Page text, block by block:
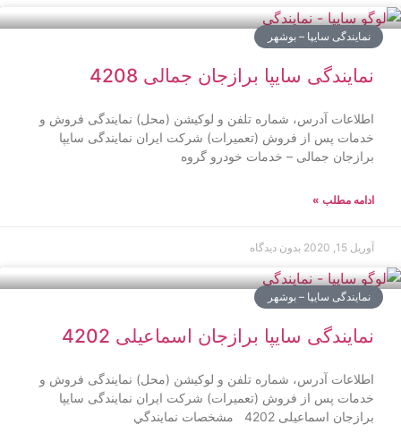
نمایندگی سایپا – بوشهر
نمایندگی سایپا برازجان جمالی 4208
اطلاعات آدرس، شماره تلفن و لوکیشن (محل) نمایندگی فروش و
خدمات پس از فروش (تعمیرات) شرکت ایران نمایندگی سایپا
برازجان جمالی – خدمات خودرو گروه
ادامه مطلب »
آوریل 15, 2020 بدون دیدگاه
نمایندگی سایپا – بوشهر
نمایندگی سایپا برازجان اسماعیلی 4202
اطلاعات آدرس، شماره تلفن و لوکیشن (محل) نمایندگی فروش و
خدمات پس از فروش (تعمیرات) شرکت ایران نمایندگی سایپا
برازجان اسماعیلی 4202 مشخصات نمايندگي